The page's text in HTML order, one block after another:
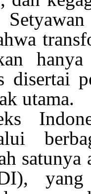
disertai
utama.